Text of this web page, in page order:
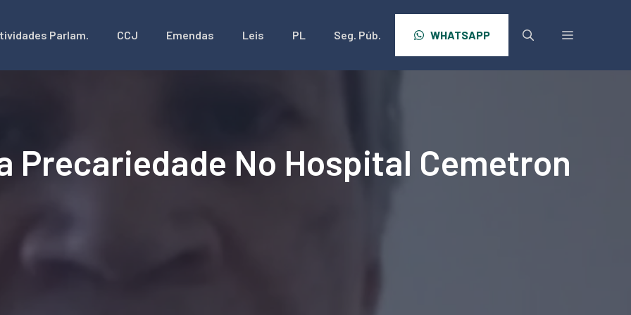
Parlam. CCJ Emendas Leis PL Seg. Púb. WHATSAPP
Precariedade No Hospital Cemetron